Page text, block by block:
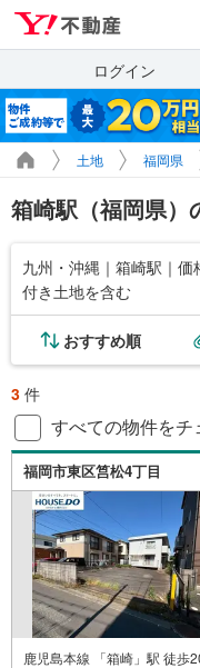
ログイン
土地 福岡県
箱崎駅（福岡県）
九州・沖縄｜箱崎駅｜
付き土地を含む
おすすめ順
3 件
すべての物件をチ
福岡市東区筥松4丁目
鹿児島本線 「箱崎」駅 徒歩